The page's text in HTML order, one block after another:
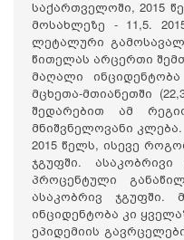
საქართველოში, 2015
მოსახლეზე - 11,5.
ლეტალური
წითელას არცერთი
მაღალი
მცხეთა-მთიანეთში
შედარებით ამ
მნიშვნელოვანი კლება.
2015 წელს, ისევე
ჯგუფში.
პროცენტული
ასაკობრივ ჯგუფში.
ინციდენტობა კი
ეპიდემიის